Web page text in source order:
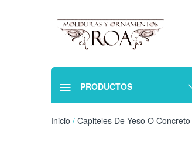
PRODUCTOS
Inicio / Capiteles De Yeso O Concreto